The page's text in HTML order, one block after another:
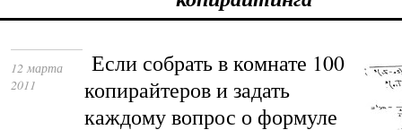
12 марта
2011
Если собрать в комнате 100
копирайтеров и задать
каждому вопрос о формуле